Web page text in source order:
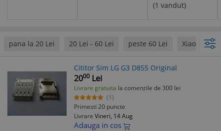
(1 vandut)
pana la 20 Lei 20 Lei - 60 Lei peste 60 Lei Xiaomi
Cititor Sim LG G3 D855 Original
2000 Lei
Livrare gratuita la comenzile de 300 lei
(1)
Primesti 20 puncte
Livrare Vineri, 14 Aug
Adauga in cos